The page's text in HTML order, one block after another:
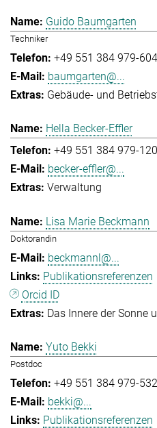
Guido Baumgarten
Techniker
+49 551 384 979-604
baumgarten@...
Gebäude- und
Hella Becker-Effler
+49 551 384 979-120
becker-effler@...
Verwaltung
Lisa Marie Beckmann
Doktorandin
beckmannl@...
Publikationsreferenzen
Orcid ID
Das Innere der Sonne
Yuto Bekki
Postdoc
+49 551 384 979-532
bekki@...
Publikationsreferenzen